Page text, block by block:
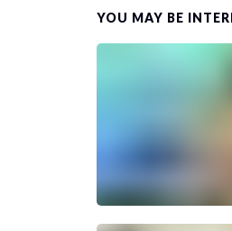
YOU MAY BE